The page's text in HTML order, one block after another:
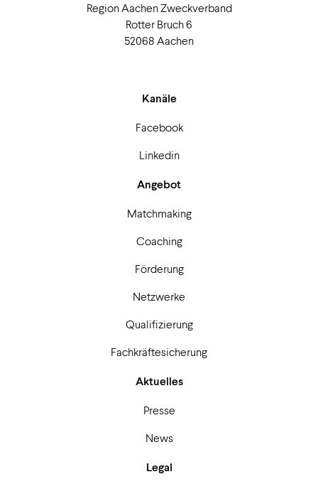
Region Aachen Zweckverband
Rotter Bruch 6
52068 Aachen
Kanäle
Facebook
Linkedin
Angebot
Matchmaking
Coaching
Förderung
Netzwerke
Qualifizierung
Fachkräftesicherung
Aktuelles
Presse
News
Legal